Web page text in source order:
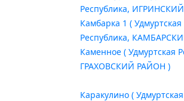
Республика,
Камбарка 1 ( Удмуртская
Республика,
Каменное ( Удмуртская
ГРАХОВСКИЙ РАЙОН )
Каракулино ( Удмуртская